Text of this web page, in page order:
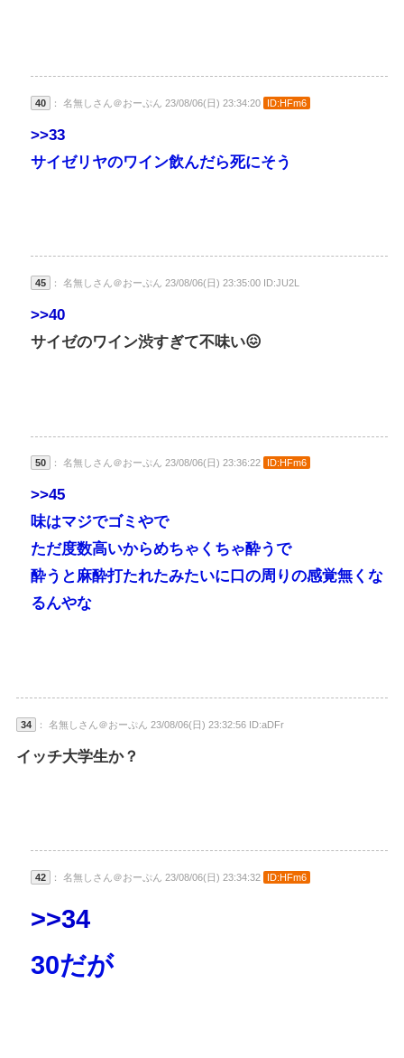
40 ： 名無しさん＠おーぷん 23/08/06(日) 23:34:20 ID:HFm6
>>33
サイゼリヤのワイン飲んだら死にそう
45 ： 名無しさん＠おーぷん 23/08/06(日) 23:35:00 ID:JU2L
>>40
サイゼのワイン渋すぎて不味い😖
50 ： 名無しさん＠おーぷん 23/08/06(日) 23:36:22 ID:HFm6
>>45
味はマジでゴミやで
ただ度数高いからめちゃくちゃ酔うで
酔うと麻酔打たれたみたいに口の周りの感覚無くな
るんやな
34 ： 名無しさん＠おーぷん 23/08/06(日) 23:32:56 ID:aDFr
イッチ大学生か？
42 ： 名無しさん＠おーぷん 23/08/06(日) 23:34:32 ID:HFm6
>>34
30だが